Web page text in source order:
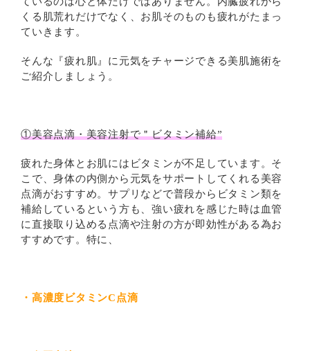
くる肌荒れだけでなく、お肌そのものも疲れがたまっ
ていきます。
そんな『疲れ肌』に元気をチャージできる美肌施術を
ご紹介しましょう。
①美容点滴・美容注射で＂ビタミン補給”
疲れた身体とお肌にはビタミンが不足しています。そ
こで、身体の内側から元気をサポートしてくれる美容
点滴がおすすめ。サプリなどで普段からビタミン類を
補給しているという方も、強い疲れを感じた時は血管
に直接取り込める点滴や注射の方が即効性がある為お
すすめです。特に、
・高濃度ビタミンC点滴